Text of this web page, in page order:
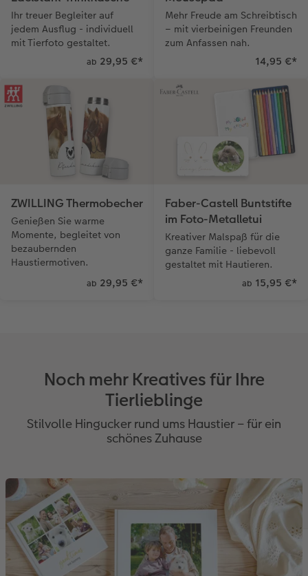
Ihr treuer Begleiter auf
jedem Ausflug - individuell
mit Tierfoto gestaltet.
ab 29,95 €*
Mehr Freude am Schreibtisch
– mit vierbeinigen Freunden
zum Anfassen nah.
14,95 €*
ZWILLING Thermobecher
Genießen Sie warme
Momente, begleitet von
bezaubernden
Haustiermotiven.
ab 29,95 €*
Faber-Castell Buntstifte
im Foto-Metalletui
Kreativer Malspaß für die
ganze Familie - liebevoll
gestaltet mit Hautieren.
ab 15,95 €*
Noch mehr Kreatives für Ihre
Tierlieblinge
Stilvolle Hingucker rund ums Haustier – für ein
schönes Zuhause